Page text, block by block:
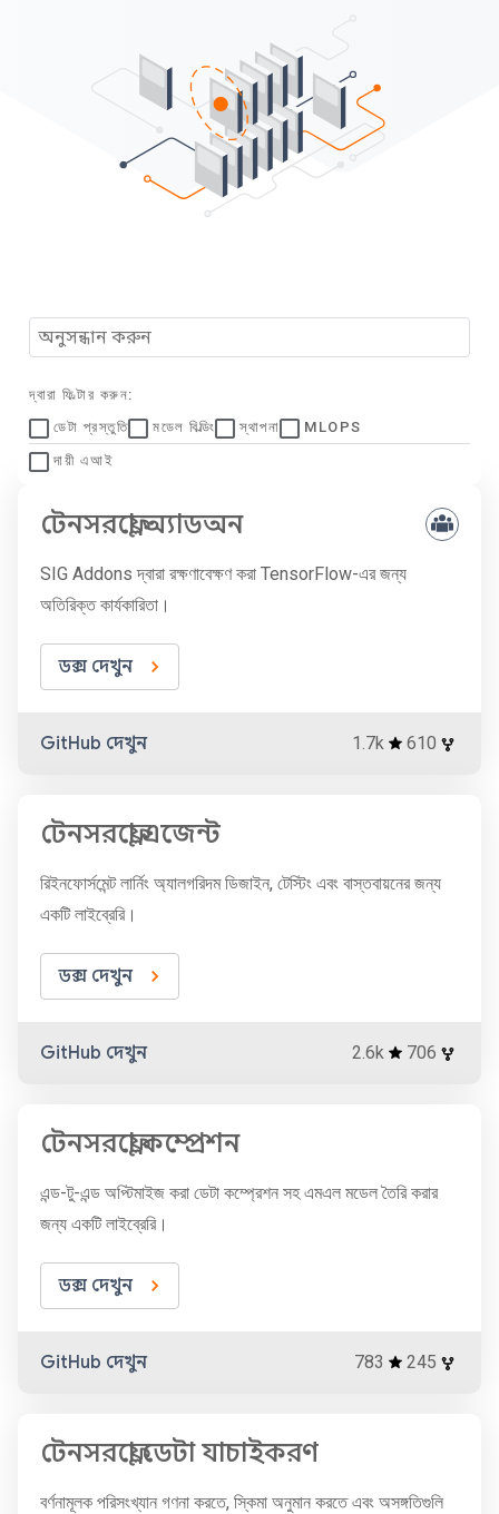
দ্বারা ফিল্টার করুন:
ডেটা প্রস্তুতি
মডেল বিল্ডিং স্থাপনা
MLOPS
দায়ী এআই
টেনসরফ্লো অ্যাডঅন
SIG Addons দ্বারা রক্ষণাবেক্ষণ করা TensorFlow-এর জন্য
অতিরিক্ত কার্যকারিতা।
ডক্স দেখুন
GitHub দেখুন 1.7k 610
টেনসরফ্লো এজেন্ট
রিইনফোর্সমেন্ট লার্নিং অ্যালগরিদম ডিজাইন, টেস্টিং এবং বাস্তবায়নের জন্য
একটি লাইব্রেরি।
ডক্স দেখুন
GitHub দেখুন 2.6k 706
টেনসরফ্লো কম্প্রেশন
এন্ড-টু-এন্ড অপ্টিমাইজ করা ডেটা কম্প্রেশন সহ এমএল মডেল তৈরি করার
জন্য একটি লাইব্রেরি।
ডক্স দেখুন
GitHub দেখুন 783 245
টেনসরফ্লো ডেটা যাচাইকরণ
বর্ণনামূলক পরিসংখ্যান গণনা করতে, স্কিমা অনুমান করতে এবং অসঙ্গতিগুলি